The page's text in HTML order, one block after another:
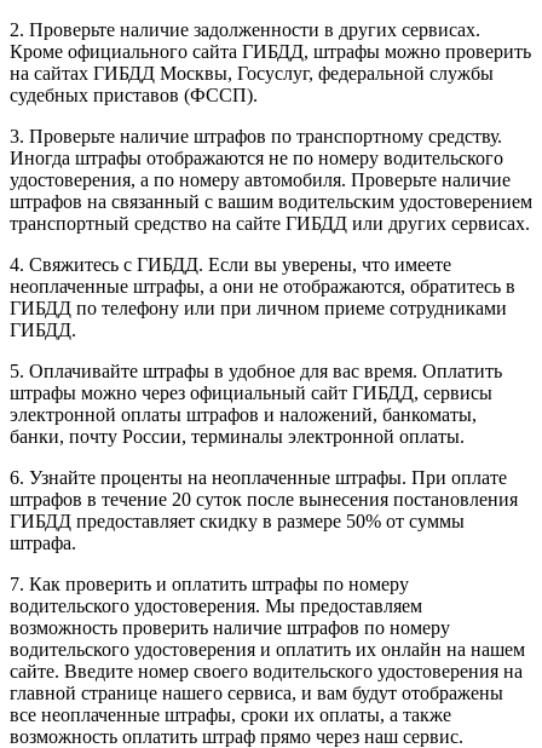
2. Проверьте наличие задолженности в других сервисах.
Кроме официального сайта ГИБДД, штрафы можно проверить
на сайтах ГИБДД Москвы, Госуслуг, федеральной службы
судебных приставов (ФССП).
3. Проверьте наличие штрафов по транспортному средству.
Иногда штрафы отображаются не по номеру водительского
удостоверения, а по номеру автомобиля. Проверьте наличие
штрафов на связанный с вашим водительским удостоверением
транспортный средство на сайте ГИБДД или других сервисах.
4. Свяжитесь с ГИБДД. Если вы уверены, что имеете
неоплаченные штрафы, а они не отображаются, обратитесь в
ГИБДД по телефону или при личном приеме сотрудниками
ГИБДД.
5. Оплачивайте штрафы в удобное для вас время. Оплатить
штрафы можно через официальный сайт ГИБДД, сервисы
электронной оплаты штрафов и наложений, банкоматы,
банки, почту России, терминалы электронной оплаты.
6. Узнайте проценты на неоплаченные штрафы. При оплате
штрафов в течение 20 суток после вынесения постановления
ГИБДД предоставляет скидку в размере 50% от суммы
штрафа.
7. Как проверить и оплатить штрафы по номеру
водительского удостоверения. Мы предоставляем
возможность проверить наличие штрафов по номеру
водительского удостоверения и оплатить их онлайн на нашем
сайте. Введите номер своего водительского удостоверения на
главной странице нашего сервиса, и вам будут отображены
все неоплаченные штрафы, сроки их оплаты, а также
возможность оплатить штраф прямо через наш сервис.